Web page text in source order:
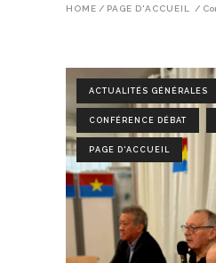
HOME / PAGE D'ACCUEIL /
ACTUALITÉS GÉNÉRALES
CONFÉRENCE DÉBAT
PAGE D'ACCUEIL